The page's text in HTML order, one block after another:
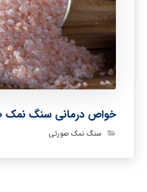
خواص درمانی سنگ نمک
سنگ نمک صورتی